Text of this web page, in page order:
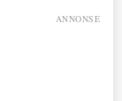
ANNONSE